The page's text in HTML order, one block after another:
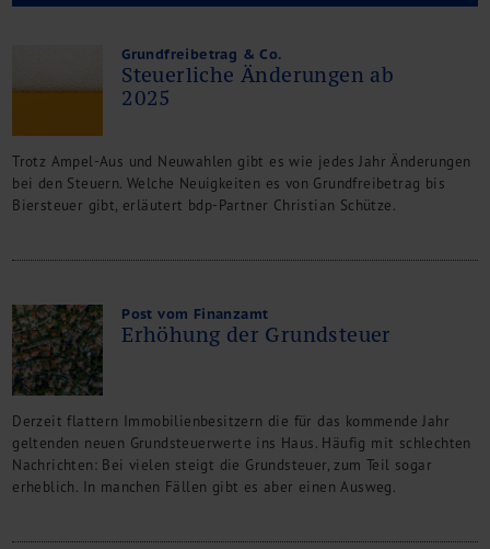
Grundfreibetrag & Co.
Steuerliche Änderungen ab
2025
Trotz Ampel-Aus und Neuwahlen gibt es wie jedes Jahr Änderungen
bei den Steuern. Welche Neuigkeiten es von Grundfreibetrag bis
Biersteuer gibt, erläutert bdp-Partner Christian Schütze.
Post vom Finanzamt
Erhöhung der Grundsteuer
Derzeit flattern Immobilienbesitzern die für das kommende Jahr
geltenden neuen Grundsteuerwerte ins Haus. Häufig mit schlechten
Nachrichten: Bei vielen steigt die Grundsteuer, zum Teil sogar
erheblich. In manchen Fällen gibt es aber einen Ausweg.